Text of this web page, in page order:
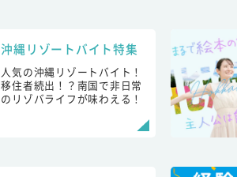
沖縄リゾートバイト特集
人気の沖縄リゾートバイト！
移住者続出！？南国で非日常
のリゾバライフが味わえる！